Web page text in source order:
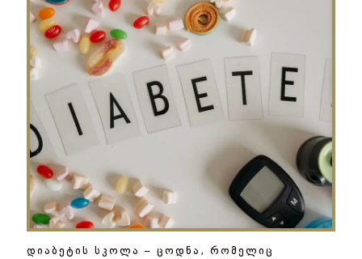
დიაბეტის სკოლა – ცოდნა, რომელიც